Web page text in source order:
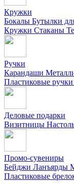
Кружки
Бокалы Бутылки
Кружки Стаканы
Ручки
Карандаши
Пластиковые ручки
Деловые подарки
Визитницы
Промо-сувениры
Бейджи Ланъярды
Пластиковые